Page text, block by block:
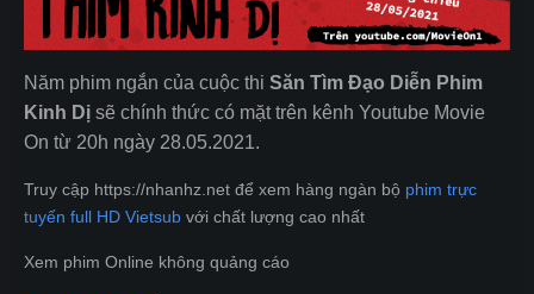
Năm phim ngắn của cuộc thi Săn Tìm Đạo Diễn Phim
Kinh Dị sẽ chính thức có mặt trên kênh Youtube Movie
On từ 20h ngày 28.05.2021.
Truy cập https://nhanhz.net để xem hàng ngàn bộ phim trực
tuyến full HD Vietsub với chất lượng cao nhất
Xem phim Online không quảng cáo